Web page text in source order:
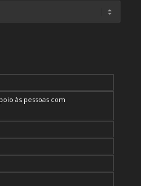
às pessoas com